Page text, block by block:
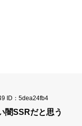
ID：5dea24fb4
闇SSRだと思う